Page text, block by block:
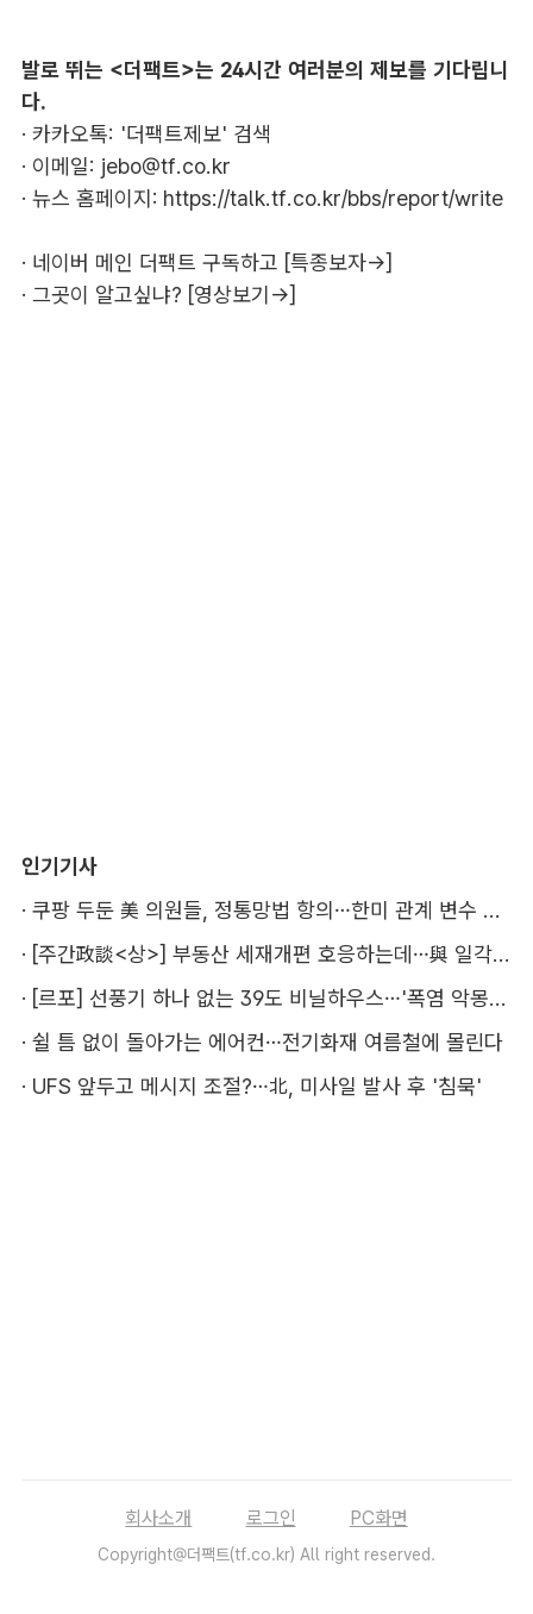
발로 뛰는 <더팩트>는 24시간 여러분의 제보를 기다립니
다.
· 카카오톡: '더팩트제보' 검색
· 이메일: jebo@tf.co.kr
· 뉴스 홈페이지: https://talk.tf.co.kr/bbs/report/write
· 네이버 메인 더팩트 구독하고 [특종보자→]
· 그곳이 알고싶냐? [영상보기→]
인기기사
·
쿠팡 두둔 美 의원들, 정통망법 항의…한미 관계 변수 될까
·
[주간政談<상>] 부동산 세재개편 호응하는데…與 일각의 속내
·
[르포] 선풍기 하나 없는 39도 비닐하우스…'폭염 악몽' 꾸는 이주노동자
· 쉴 틈 없이 돌아가는 에어컨…전기화재 여름철에 몰린다
· UFS 앞두고 메시지 조절?…北, 미사일 발사 후 '침묵'
회사소개 로그인 PC화면
Copyright@더팩트(tf.co.kr) All right reserved.